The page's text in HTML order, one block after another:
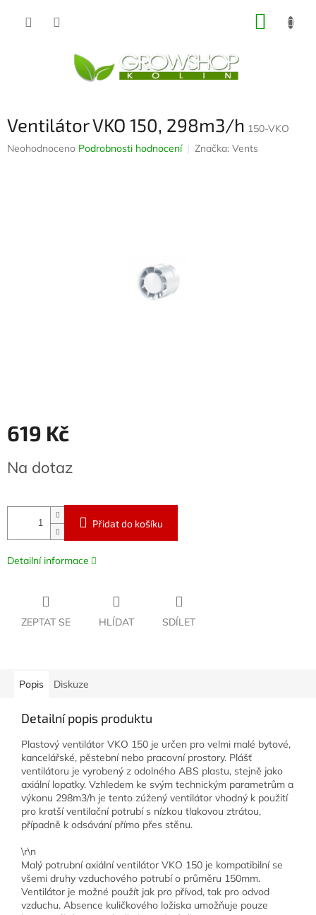
Ventilátor VKO 150, 298m3/h 150-VKO
Průměrné
Neohodnoceno Podrobnosti hodnocení Značka: Vents
619 Kč
cena:
Na dotaz
Přidat do košíku
Detailní informace
ZEPTAT SE HLÍDAT SDÍLET
Popis Diskuze
Detailní popis produktu
Plastový ventilátor VKO 150 je určen pro velmi malé bytové,
kancelářské, pěstební nebo pracovní prostory. Plášť
ventilátoru je vyrobený z odolného ABS plastu, stejně jako
axiální lopatky. Vzhledem ke svým technickým parametrům a
výkonu 298m3/h je tento zúžený ventilátor vhodný k použití
pro kratší ventilační potrubí s nízkou tlakovou ztrátou,
případně k odsávání přímo přes stěnu.
\r\n
Malý potrubní axiální ventilátor VKO 150 je kompatibilní se
všemi druhy vzduchového potrubí o průměru 150mm.
Ventilátor je možné použít jak pro přívod, tak pro odvod
vzduchu. Absence kuličkového ložiska umožňuje pouze